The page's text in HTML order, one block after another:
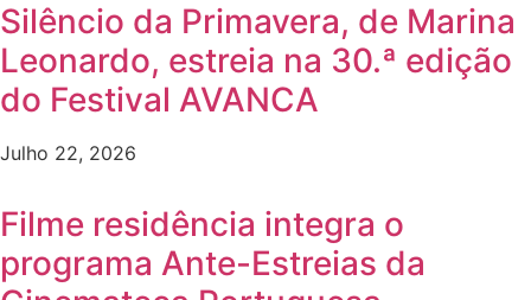
Silêncio da Primavera, de Marina
Leonardo, estreia na 30.ª edição
do Festival AVANCA
Julho 22, 2026
Filme residência integra o
programa Ante-Estreias da